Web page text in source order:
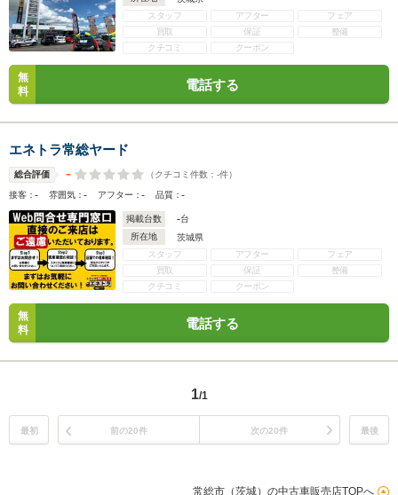
スタッフ
アフター
フェア
買取
保証
整備
クチコミ
クーポン
無
料
電話する
エネトラ常総ヤード
総合評価 - （クチコミ件数： -件）
接客：- 雰囲気：- アフター：- 品質：-
掲載台数 -台
所在地
茨城県
スタッフ
アフター
フェア
買取
保証
整備
クチコミ
クーポン
無
料
電話する
1/1
最初 前の20件 次の20件 最後
常総市（茨城）の中古車販売店TOPへ